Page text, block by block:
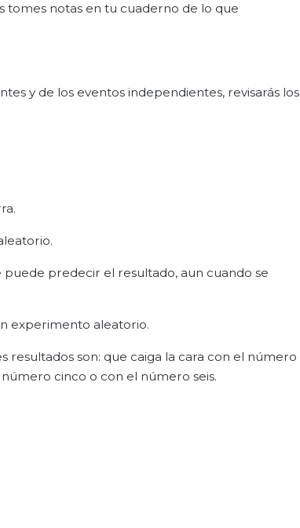
tomes notas en tu cuaderno de lo que
y de los eventos independientes, revisarás los
predecir el resultado, aun cuando se
experimento aleatorio.
son: que caiga la cara con el número
cinco o con el número seis.